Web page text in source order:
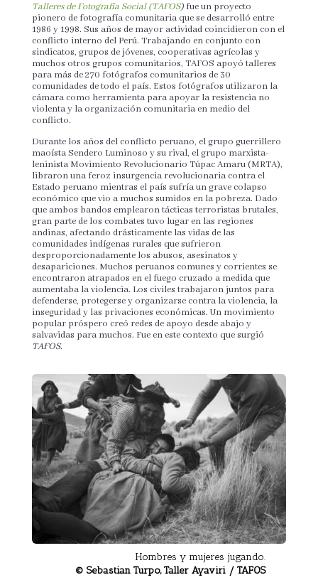
Talleres de Fotografía Social (TAFOS)fue un proyecto
pionero de fotografía comunitaria que se desarrolló entre
1986 y 1998. Sus años de mayor actividad coincidieron con el
conflicto interno del Perú. Trabajando en conjunto con
sindicatos, grupos de jóvenes, cooperativas agrícolas y
muchos otros grupos comunitarios, TAFOS apoyó talleres
para más de 270 fotógrafos comunitarios de 30
comunidades de todo el país. Estos fotógrafos utilizaron la
cámara como herramienta para apoyar la resistencia no
violenta y la organización comunitaria en medio del
conflicto.
Durante los años del conflicto peruano, el grupo guerrillero
maoísta Sendero Luminoso y su rival, el grupo marxista-
leninista Movimiento Revolucionario Túpac Amaru (MRTA),
libraron una feroz insurgencia revolucionaria contra el
Estado peruano mientras el país sufría un grave colapso
económico que vio a muchos sumidos en la pobreza. Dado
que ambos bandos emplearon tácticas terroristas brutales,
gran parte de los combates tuvo lugar en las regiones
andinas, afectando drásticamente las vidas de las
comunidades indígenas rurales que sufrieron
desproporcionadamente los abusos, asesinatos y
desapariciones. Muchos peruanos comunes y corrientes se
encontraron atrapados en el fuego cruzado a medida que
aumentaba la violencia. Los civiles trabajaron juntos para
defenderse, protegerse y organizarse contra la violencia, la
inseguridad y las privaciones económicas. Un movimiento
popular próspero creó redes de apoyo desde abajo y
salvavidas para muchos. Fue en este contexto que surgió
TAFOS.
Hombres y mujeres jugando.
© Sebastian Turpo, Taller Ayaviri / TAFOS